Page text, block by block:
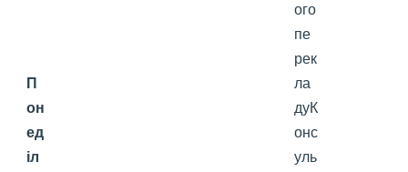
П
он
ед
іл
ого
пе
рек
ла
дуК
онс
уль